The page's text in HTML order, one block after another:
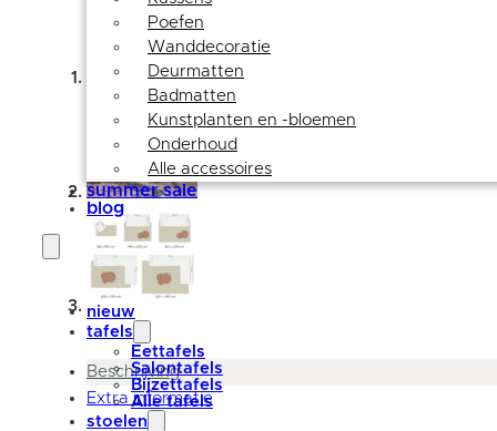
Poefen
Wanddecoratie
Deurmatten
Badmatten
Kunstplanten en -bloemen
Onderhoud
Alle accessoires
summer sale
blog
nieuw
tafels
Eettafels
Salontafels
Bijzettafels
Alle tafels
stoelen
Beschrijving
Extra informatie